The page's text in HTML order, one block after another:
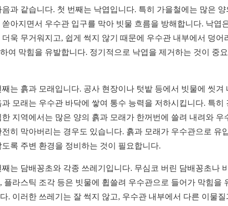
음과 같습니다. 첫 번째는 낙엽입니다. 특히 가을철에는 많은 양
쏟아지면서 우수관 입구를 막아 빗물 흐름을 방해합니다. 낙엽
더욱 무거워지고, 쉽게 썩지 않기 때문에 우수관 내부에서 덩어
여 막힘을 유발합니다. 정기적으로 낙엽을 제거하는 것이 중
째는 흙과 모래입니다. 공사 현장이나 텃밭 등에서 빗물에 씻겨
과 모래는 우수관 바닥에 쌓여 통수 능력을 저하시킵니다. 특히
한 지역에서는 많은 양의 흙과 모래가 한꺼번에 쓸려 내려와 우
전히 막아버리는 경우도 있습니다. 흙과 모래가 우수관으로 유
도록 주변 환경을 정비하는 것이 필요합니다.
째는 담배꽁초와 각종 쓰레기입니다. 무심코 버린 담배꽁초나
플라스틱 조각 등은 빗물에 휩쓸려 우수관으로 들어가 막힘을
. 이러한 쓰레기는 잘 썩지 않고, 우수관 내부에서 다른 이물질